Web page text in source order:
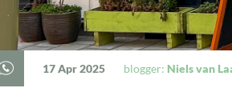
pinterestWhatsapp dit bericht
17 Apr 2025 blogger: Niels van